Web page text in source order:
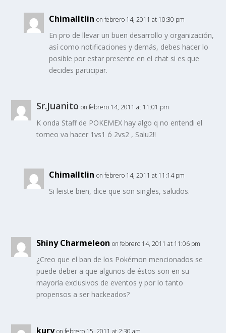
Chimalltlin on febrero 14, 2011 at 10:30 pm
En pro de llevar un buen desarrollo y organización,
así como notificaciones y demás, debes hacer lo
posible por estar presente en el chat si es que
decides participar.
Sr.Juanito on febrero 14, 2011 at 11:01 pm
K onda Staff de POKEMEX hay algo q no entendi el
torneo va hacer 1vs1 ó 2vs2 , Salu2!!
Chimalltlin on febrero 14, 2011 at 11:14 pm
Si leiste bien, dice que son singles, saludos.
Shiny Charmeleon on febrero 14, 2011 at 11:06 pm
¿Creo que el ban de los Pokémon mencionados se
puede deber a que algunos de éstos son en su
mayoría exclusivos de eventos y por lo tanto
propensos a ser hackeados?
kury